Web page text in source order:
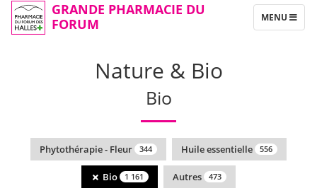
GRANDE PHARMACIE DU
FORUM
TOGGLE
NAVIGATION
MENU
Nature & Bio
Bio
Phytothérapie - Fleur 344 Huile essentielle 556
Bio 1 161 Autres 473